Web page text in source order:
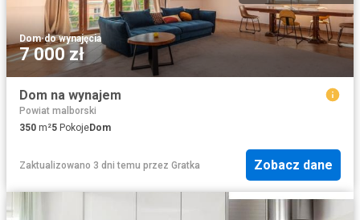
Dom·do wynajęcia
7 000 zł
Dom na wynajem
Powiat malborski
350 m²5 PokojeDom
Zaktualizowano 3 dni temu przez Gratka Zobacz dane